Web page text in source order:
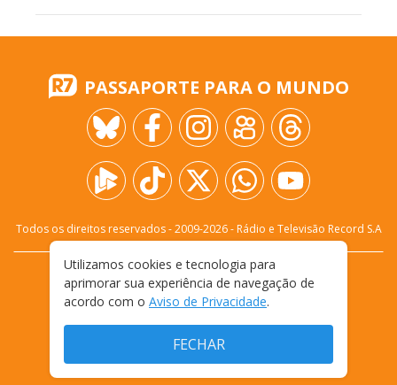
PASSAPORTE PARA O MUNDO
Todos os direitos reservados - 2009-2026- Rádio e Televisão Record S.A
CARREIRA FALE CONOSCO
PRIVACIDADE
TERMOS E CONDIÇÕES DE USO
Utilizamos cookies e tecnologia para
aprimorar sua experiência de navegação de
acordo com o Aviso de Privacidade.
FECHAR